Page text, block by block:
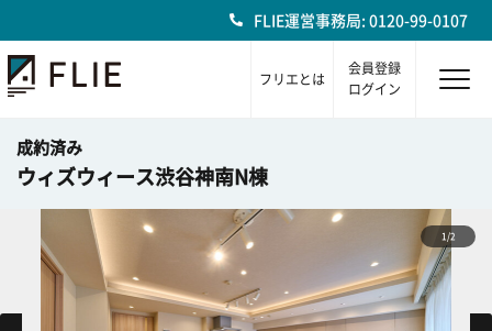
FLIE運営事務局: 0120-99-0107
フリエとは
会員登録
ログイン
成約済み
ウィズウィース渋谷神南N棟
1/2